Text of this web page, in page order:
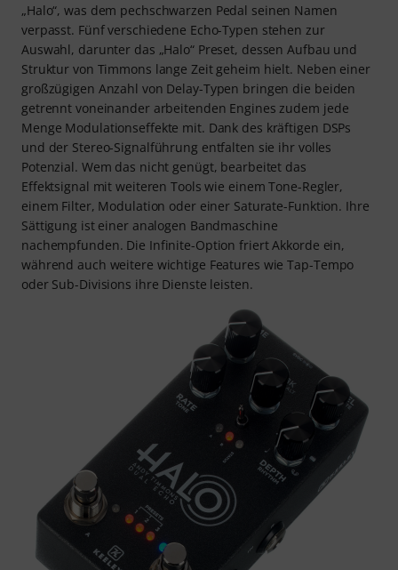
„Halo“, was dem pechschwarzen Pedal seinen Namen
verpasst. Fünf verschiedene Echo-Typen stehen zur
Auswahl, darunter das „Halo“ Preset, dessen Aufbau und
Struktur von Timmons lange Zeit geheim hielt. Neben einer
großzügigen Anzahl von Delay-Typen bringen die beiden
getrennt voneinander arbeitenden Engines zudem jede
Menge Modulationseffekte mit. Dank des kräftigen DSPs
und der Stereo-Signalführung entfalten sie ihr volles
Potenzial. Wem das nicht genügt, bearbeitet das
Effektsignal mit weiteren Tools wie einem Tone-Regler,
einem Filter, Modulation oder einer Saturate-Funktion. Ihre
Sättigung ist einer analogen Bandmaschine
nachempfunden. Die Infinite-Option friert Akkorde ein,
während auch weitere wichtige Features wie Tap-Tempo
oder Sub-Divisions ihre Dienste leisten.